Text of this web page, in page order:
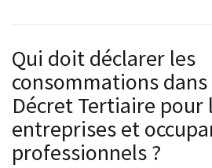
Qui doit déclarer les
consommations
Décret Tertiaire pour
entreprises et
professionnels ?